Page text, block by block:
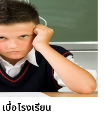
บื่อโรงเรียน